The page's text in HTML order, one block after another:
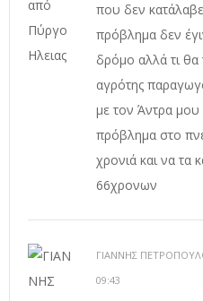
που δεν
πρόβλημα δεν
δρόμο αλλά τι θα
αγρότης
με τον Άντρα
πρόβλημα στο
χρονιά και να τα
66χρονων
ΓΙΑΝΝΗΣ
09:43